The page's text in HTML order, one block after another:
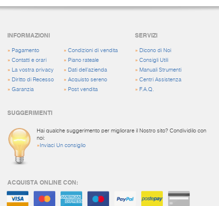
INFORMAZIONI
» Pagamento
» Contatti e orari
» La vostra privacy
» Diritto di Recesso
» Garanzia
» Condizioni di vendita
» Piano rateale
» Dati dell'azienda
» Acquisto sereno
» Post vendita
SERVIZI
» Dicono di Noi
»Consigli Utili
» Manuali Strumenti
»Centri Assistenza
» F.A.Q.
SUGGERIMENTI
Hai qualche suggerimento per migliorare il Nostro sito? Condividilo con
noi:
» Inviaci Un consiglio
ACQUISTA ONLINE CON: